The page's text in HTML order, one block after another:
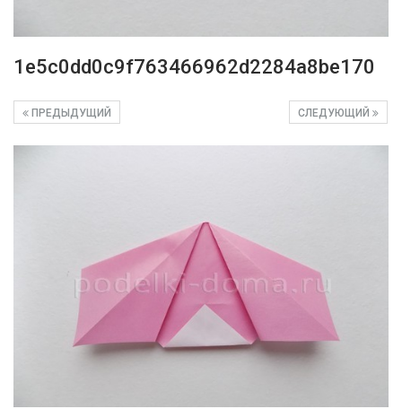
1e5c0dd0c9f763466962d2284a8be170
СЛЕДУЮЩИЙ
ПРЕДЫДУЩИЙ